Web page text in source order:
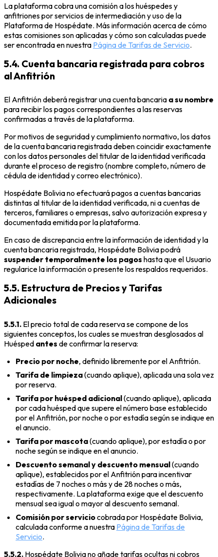
La plataforma cobra una comisión a los huéspedes y
anfitriones por servicios de intermediación y uso de la
Plataforma de Hospédate. Más información acerca de cómo
estas comisiones son aplicadas y cómo son calculadas puede
ser encontrada en nuestra Página de Tarifas de Servicio.
5.4. Cuenta bancaria registrada para cobros
al Anfitrión
El Anfitrión deberá registrar una cuenta bancaria a su nombre
para recibir los pagos correspondientes a las reservas
confirmadas a través de la plataforma.
Por motivos de seguridad y cumplimiento normativo, los datos
de la cuenta bancaria registrada deben coincidir exactamente
con los datos personales del titular de la identidad verificada
durante el proceso de registro (nombre completo, número de
cédula de identidad y correo electrónico).
Hospédate Bolivia no efectuará pagos a cuentas bancarias
distintas al titular de la identidad verificada, ni a cuentas de
terceros, familiares o empresas, salvo autorización expresa y
documentada emitida por la plataforma.
En caso de discrepancia entre la información de identidad y la
cuenta bancaria registrada, Hospédate Bolivia podrá
suspender temporalmente los pagos hasta que el Usuario
regularice la información o presente los respaldos requeridos.
5.5. Estructura de Precios y Tarifas
Adicionales
5.5.1. El precio total de cada reserva se compone de los
siguientes conceptos, los cuales se muestran desglosados al
Huésped antes de confirmar la reserva:
Precio por noche, definido libremente por el Anfitrión.
Tarifa de limpieza(cuando aplique), aplicada una sola vez
por reserva.
Tarifa por huésped adicional(cuando aplique), aplicada
por cada huésped que supere el número base establecido
por el Anfitrión, por noche o por estadía según se indique en
el anuncio.
Tarifa por mascota(cuando aplique), por estadía o por
noche según se indique en el anuncio.
Descuento semanal y descuento mensual(cuando
aplique), establecidos por el Anfitrión para incentivar
estadías de 7 noches o más y de 28 noches o más,
respectivamente. La plataforma exige que el descuento
mensual sea igual o mayor al descuento semanal.
Comisión por serviciocobrada por Hospédate Bolivia,
calculada conforme a nuestra Página de Tarifas de
Servicio.
5.5.2. Hospédate Bolivia no añade tarifas ocultas ni cobros